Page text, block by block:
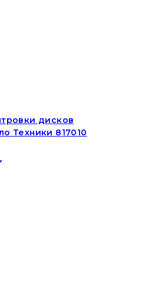
дисков
Техники 817010